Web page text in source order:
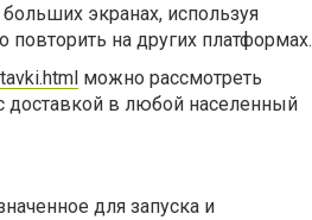
экранах, используя
на других платформах.
можно рассмотреть
доставкой в любой населенный
для запуска и